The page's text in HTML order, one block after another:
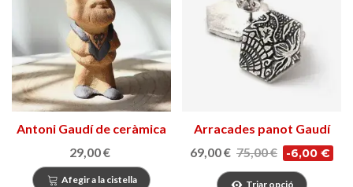
Antoni Gaudí de ceràmica
29,00 €
Afegir a la cistella
Arracades panot Gaudí
69,00 € 75,00 € -6,00 €
Triar opció